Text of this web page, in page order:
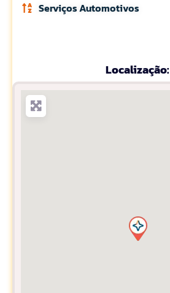
Serviços Automotivos
Localização: